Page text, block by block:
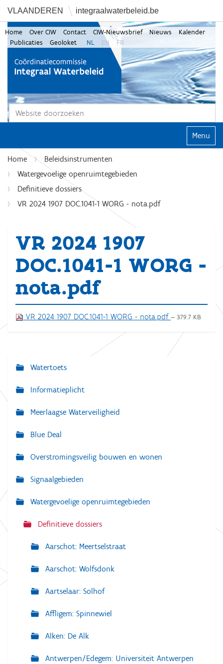
VLAANDEREN integraalwaterbeleid.be
Zoek
Home Over CIW Contact CIW-Nieuwsbrief Nieuws
Kalender
Publicaties
Geoloket NL EN FR
Klap
Home
Beleidsinstrumenten
Watergevoelige openruimtegebieden
Definitieve dossiers
VR 2024 1907 DOC.1041-1 WORG - nota.pdf
VR 2024 1907
DOC.1041-1 WORG -
nota.pdf
VR 2024 1907 DOC.1041-1 WORG - nota.pdf — 379.7 KB
N
a
i
g
t
Watertoets
Informatieplicht
Meerlaagse Waterveiligheid
Blue Deal
Overstromingsveilig bouwen en wonen
Signaalgebieden
Watergevoelige openruimtegebieden
Definitieve dossiers
Aarschot: Meertselstraat
Aarschot: Wolfsdonk
Aartselaar: Solhof
Affligem: Spinnewiel
Alken: De Alk
Antwerpen/Edegem: Universiteit Antwerpen